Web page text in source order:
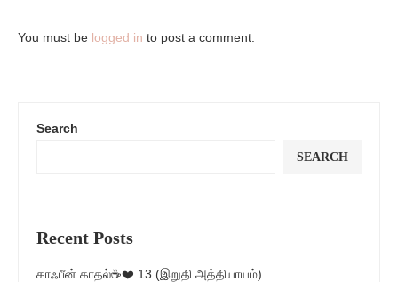
You must be logged in to post a comment.
Search
SEARCH
Recent Posts
காஃபீன் காதல்☕❤️ 13 (இறுதி அத்தியாயம்)